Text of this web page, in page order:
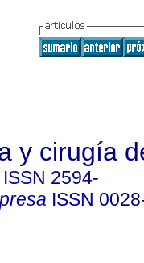
y cirugía
ISSN 2594-
ISSN